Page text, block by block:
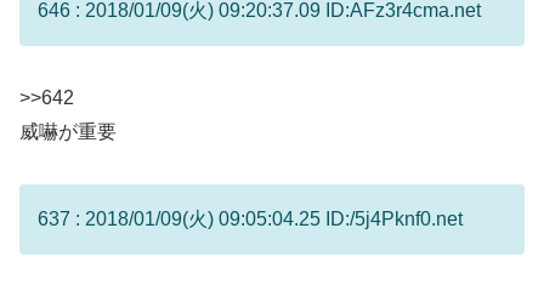
646 : 2018/01/09(火) 09:20:37.09 ID:AFz3r4cma.net
>>642
威嚇が重要
637 : 2018/01/09(火) 09:05:04.25 ID:/5j4Pknf0.net